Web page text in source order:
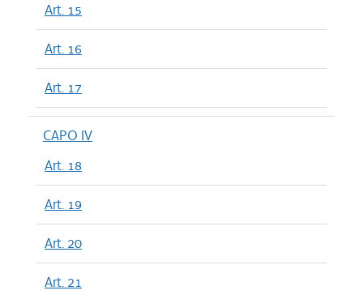
Art. 15
Art. 16
Art. 17
CAPO IV
Art. 18
Art. 19
Art. 20
Art. 21